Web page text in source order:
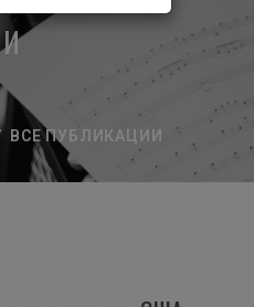
ВСЕ ПУБЛИКАЦИИ